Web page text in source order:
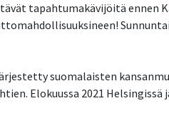
tapahtumakävijöitä ennen
suomalaisten
Elokuussa 2021